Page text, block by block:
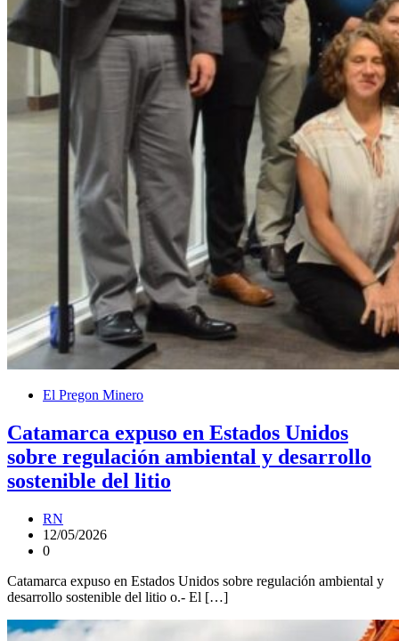
El Pregon Minero
Catamarca expuso en Estados Unidos
sobre regulación ambiental y desarrollo
sostenible del litio
RN
12/05/2026
0
Catamarca expuso en Estados Unidos sobre regulación ambiental y
desarrollo sostenible del litio o.- El […]